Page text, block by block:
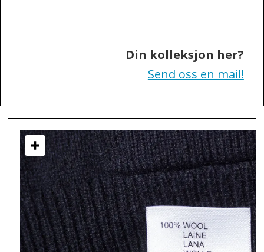
Din kolleksjon her?
Send oss en mail!